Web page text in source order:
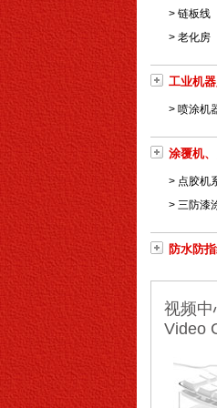
> 链板线
> 老化房
工业机
> 喷涂机
涂覆机
> 点胶机
> 三防漆
防水防
视频中
Video